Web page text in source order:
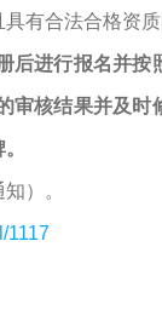
有合法合格资质
进行报名并按
核结果并及
）。
1117